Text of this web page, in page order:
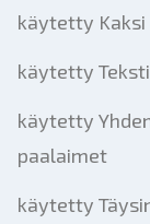
käytetty Kaksi
käytetty
käytetty
paalaimet
käytetty